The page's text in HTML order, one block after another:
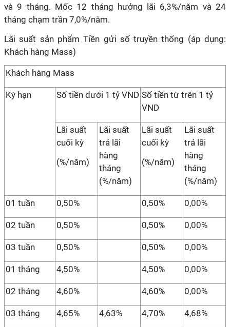
và 9 tháng. Mốc 12 tháng hưởng lãi 6,3%/năm và 24
tháng chạm trần 7,0%/năm.
Lãi suất sản phẩm Tiền gửi số truyền thống (áp dụng:
Khách hàng Mass)
Khách hàng Mass
Kỳ hạn Số tiền dưới 1 tỷ VND Số tiền từ trên 1 tỷ
VND
Lãi suất
cuối kỳ
(%/năm)
Lãi suất
trả lãi
hàng
tháng
(%/năm)
Lãi suất
cuối kỳ
(%/năm)
Lãi suất
trả lãi
hàng
tháng
(%/năm)
01 tuần 0,50% 0,50% 0,00%
02 tuần 0,50% 0,50% 0,00%
03 tuần 0,50% 0,50% 0,00%
01 tháng 4,50% 4,50% 0,00%
02 tháng 4,60% 4,60% 0,00%
03 tháng 4,65% 4,63% 4,70% 4,68%